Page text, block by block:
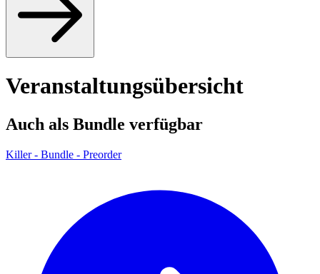
Veranstaltungsübersicht
Auch als Bundle verfügbar
Killer - Bundle - Preorder